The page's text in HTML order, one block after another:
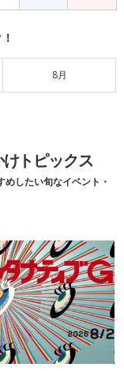
8月
トピックス
したい旬なイベント・